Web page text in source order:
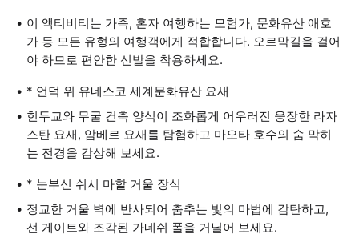
이 액티비티는 가족, 혼자 여행하는 모험가, 문화유산 애호
가 등 모든 유형의 여행객에게 적합합니다. 오르막길을 걸어
야 하므로 편안한 신발을 착용하세요.
* 언덕 위 유네스코 세계문화유산 요새
힌두교와 무굴 건축 양식이 조화롭게 어우러진 웅장한 라자
스탄 요새, 암베르 요새를 탐험하고 마오타 호수의 숨 막히
는 전경을 감상해 보세요.
* 눈부신 쉬시 마할 거울 장식
정교한 거울 벽에 반사되어 춤추는 빛의 마법에 감탄하고,
선 게이트와 조각된 가네쉬 폴을 거닐어 보세요.